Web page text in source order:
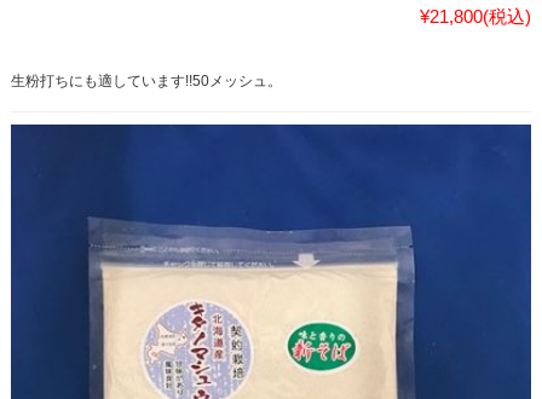
¥21,800(税込)
生粉打ちにも適しています!!50メッシュ。